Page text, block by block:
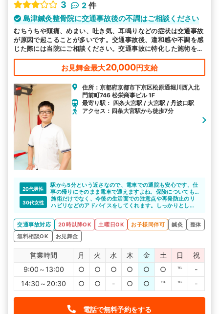
3
2 件
島津鍼灸整骨院に交通事故後の不調はご相談ください
むちうちや頭痛、めまい、吐き気、耳鳴りなどの症状は交通事故
が原因で起こることが多いです。交通事故後、違和感や不調を感
じた際には当院にご相談ください。交通事故に特化した施術を行
います。
お見舞金最大20,000円支給
住所：京都府京都市下京区松原通堀川西入北
門前町746 松栄商事ビル 1F
最寄り駅： 四条大宮駅 / 大宮駅 / 丹波口駅
アクセス：四条大宮駅から徒歩7分
20代男性
駅から5分という近さなので、電車での通院も安心です。仕
事の帰りにそのまま電車で通えますよね。保険についても
サポートしてくれるので、不安なこともすぐに相談できま
す。
30代女性
施術だけでなく、今後の生活面での注意点や再発防止のリ
ハビリなどのアドバイスをしてくれます。しっかりとした
交通事故対応
20時以降OK 土曜日OK お子様同伴可 鍼灸
整体
無料相談OK
お見舞金
営業時間 月 火 水 木 金 土 日
祝
9:00～13:00
○ ○ ○ ○ ○ ○ ℡
-
14:30～20:30
○ ○ - ○ ○ ℡ ℡ -
電話で無料予約をする